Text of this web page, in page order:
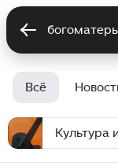
Всё
Культура